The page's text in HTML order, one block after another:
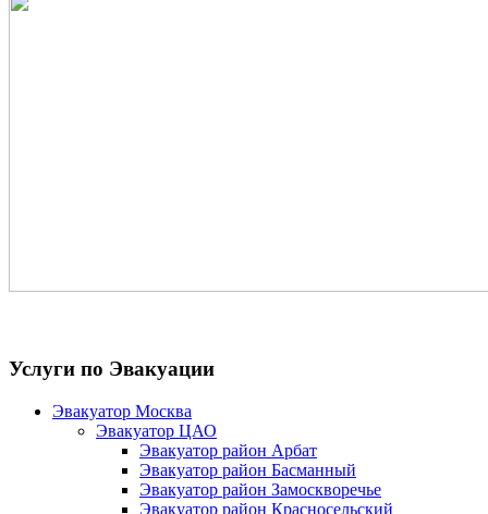
Услуги по Эвакуации
Эвакуатор Москва
Эвакуатор ЦАО
Эвакуатор район Арбат
Эвакуатор район Басманный
Эвакуатор район Замоскворечье
Эвакуатор район Красносельский